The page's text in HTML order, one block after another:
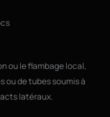
ou le flambage local,
ou de tubes soumis à
latéraux.